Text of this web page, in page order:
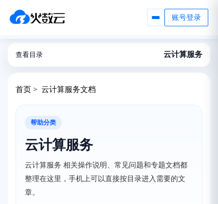
账号登录
查看目录 云计算服务
首页 > 云计算服务文档
帮助分类
云计算服务
云计算服务 相关操作说明、常见问题和专题文档都
整理在这里，手机上可以直接按目录进入需要的文
章。